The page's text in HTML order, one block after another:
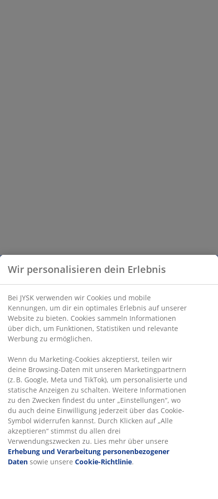
Wir personalisieren dein Erlebnis
Bei JYSK verwenden wir Cookies und mobile
Kennungen, um dir ein optimales Erlebnis auf unserer
Website zu bieten. Cookies sammeln Informationen
über dich, um Funktionen, Statistiken und relevante
Werbung zu ermöglichen.
Wenn du Marketing-Cookies akzeptierst, teilen wir
deine Browsing-Daten mit unseren Marketingpartnern
(z. B. Google, Meta und TikTok), um personalisierte und
statische Anzeigen zu schalten. Weitere Informationen
zu den Zwecken findest du unter „Einstellungen“, wo
du auch deine Einwilligung jederzeit über das Cookie-
Symbol widerrufen kannst. Durch Klicken auf „Alle
akzeptieren“ stimmst du allen drei
Verwendungszwecken zu. Lies mehr über unsere
Erhebung und Verarbeitung personenbezogener
Daten sowie unsere Cookie-Richtlinie.